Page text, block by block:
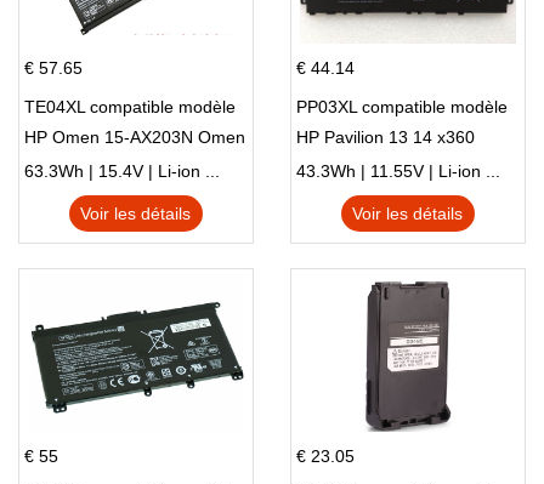
€ 57.65
TE04XL compatible modèle
HP Omen 15-AX203N Omen
15 Series Pavilion 15 Series
63.3Wh | 15.4V | Li-ion ...
Voir les détails
€ 44.14
PP03XL compatible modèle
HP Pavilion 13 14 x360
L83388-AC1 L83388-421
HSTNN-LB8S M01118-421
M01144-005 13-BB 14-DV
43.3Wh | 11.55V | Li-ion ...
Voir les détails
€ 55
€ 23.05